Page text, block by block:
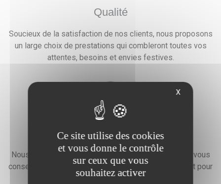
Qualité
Soucieux de la satisfaction de nos clients, nous proposons
un large choix de prestations qui combleront toutes vos
attentes, besoins et envies festives.
Devis gratuit
Nous faisons preuve d'une grande disponibilité pour vous
conseiller, vous renseigner et élaborer un devis gratuit pour
l'organisation de votre événement.
X
Ce site utilise des cookies
et vous donne le contrôle
sur ceux que vous
souhaitez activer